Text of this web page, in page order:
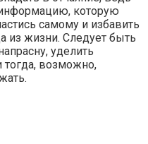
которую
самому и избавить
из жизни. Следует быть
уделить
возможно,